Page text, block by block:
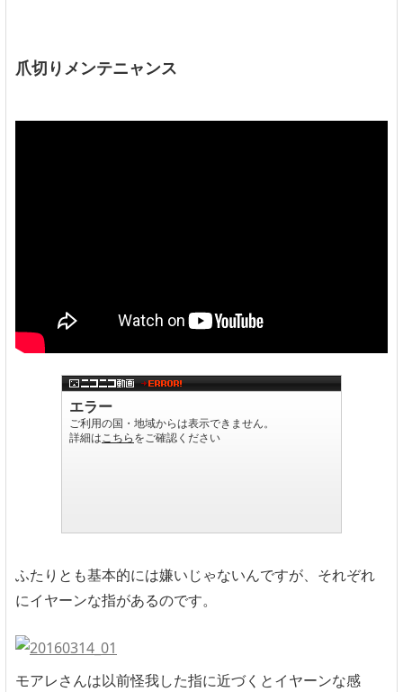
爪切りメンテニャンス
ふたりとも基本的には嫌いじゃないんですが、それぞれ
にイヤーンな指があるのです。
モアレさんは以前怪我した指に近づくとイヤーンな感